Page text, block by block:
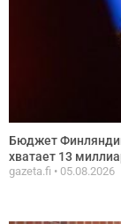
Бюджет
хватает 13
gazeta.fi 05.08.2026